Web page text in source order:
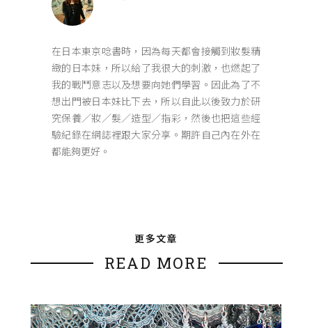
在日本東京唸書時，因為每天都會接觸到妝髮精
緻的日本妹，所以給了我很大的刺激，也燃起了
我的戰鬥意志以及想要向她們學習。因此為了不
想出門被日本妹比下去，所以自此以後致力於研
究保養／妝／髮／造型／指彩，然後也把這些經
驗紀錄在網誌裡跟大家分享。期許自己內在外在
都能夠更好。
更多文章
READ MORE